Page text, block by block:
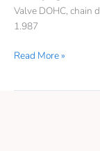
Valve DOHC, chain
1.987
Read More »